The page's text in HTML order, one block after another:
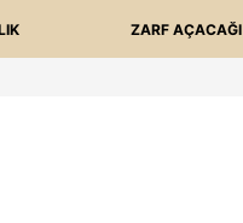
ZARF AÇACAĞI